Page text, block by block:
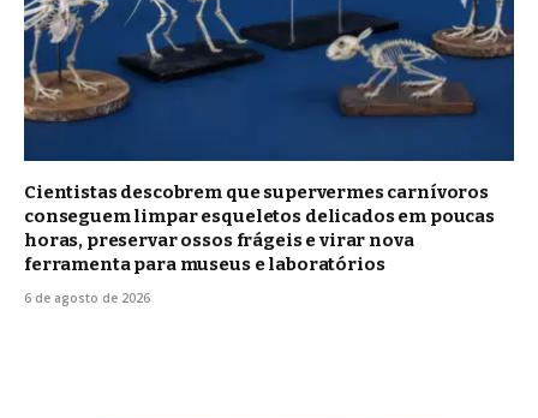
Cientistas descobrem que supervermes carnívoros
conseguem limpar esqueletos delicados em poucas
horas, preservar ossos frágeis e virar nova
ferramenta para museus e laboratórios
6 de agosto de 2026